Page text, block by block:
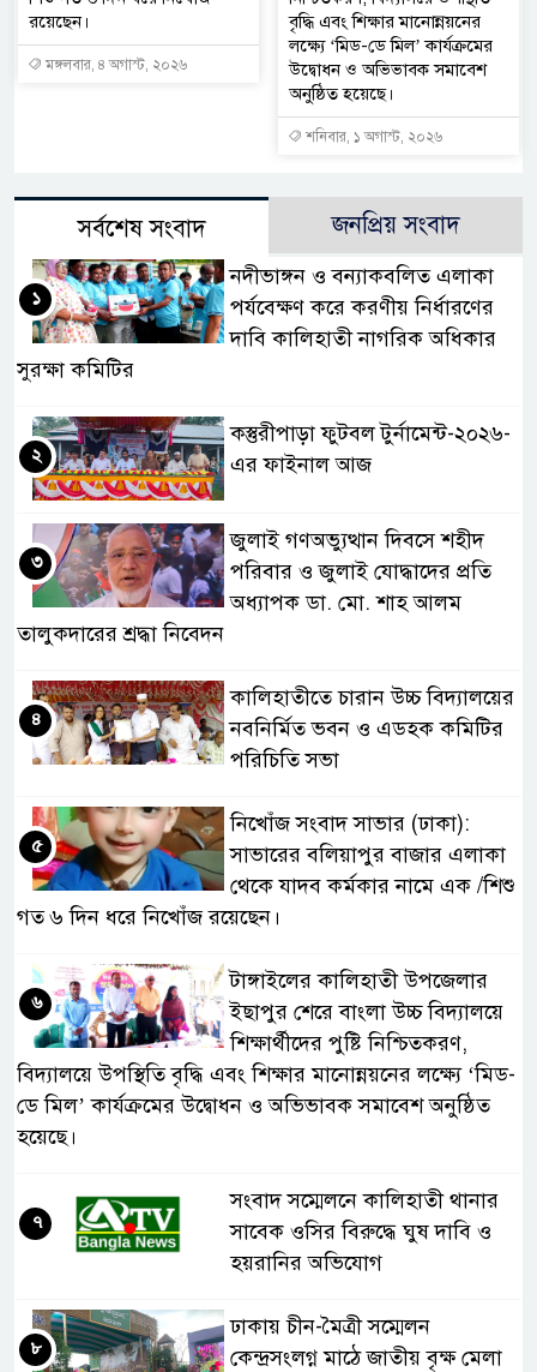
রয়েছেন।
মঙ্গলবার, ৪ অগাস্ট, ২০২৬
বৃদ্ধি এবং শিক্ষার মানোন্নয়নের
লক্ষ্যে ‘মিড-ডে মিল’ কার্যক্রমের
উদ্বোধন ও অভিভাবক সমাবেশ
অনুষ্ঠিত হয়েছে।
শনিবার, ১ অগাস্ট, ২০২৬
সর্বশেষ সংবাদ জনপ্রিয় সংবাদ
নদীভাঙ্গন ও বন্যাকবলিত এলাকা
পর্যবেক্ষণ করে করণীয় নির্ধারণের
দাবি কালিহাতী নাগরিক অধিকার
সুরক্ষা কমিটির
১
কস্তুরীপাড়া ফুটবল টুর্নামেন্ট-২০২৬-
এর ফাইনাল আজ
২
জুলাই গণঅভ্যুত্থান দিবসে শহীদ
পরিবার ও জুলাই যোদ্ধাদের প্রতি
অধ্যাপক ডা. মো. শাহ আলম
তালুকদারের শ্রদ্ধা নিবেদন
৩
কালিহাতীতে চারান উচ্চ বিদ্যালয়ের
নবনির্মিত ভবন ও এডহক কমিটির
পরিচিতি সভা
৪
নিখোঁজ সংবাদ সাভার (ঢাকা):
সাভারের বলিয়াপুর বাজার এলাকা
থেকে যাদব কর্মকার নামে এক /শিশু
গত ৬ দিন ধরে নিখোঁজ রয়েছেন।
৫
টাঙ্গাইলের কালিহাতী উপজেলার
ইছাপুর শেরে বাংলা উচ্চ বিদ্যালয়ে
শিক্ষার্থীদের পুষ্টি নিশ্চিতকরণ,
বিদ্যালয়ে উপস্থিতি বৃদ্ধি এবং শিক্ষার মানোন্নয়নের লক্ষ্যে ‘মিড-
ডে মিল’ কার্যক্রমের উদ্বোধন ও অভিভাবক সমাবেশ অনুষ্ঠিত
হয়েছে।
৬
সংবাদ সম্মেলনে কালিহাতী থানার
সাবেক ওসির বিরুদ্ধে ঘুষ দাবি ও
হয়রানির অভিযোগ
৭
ঢাকায় চীন-মৈত্রী সম্মেলন
কেন্দ্রসংলগ্ন মাঠে জাতীয় বৃক্ষ মেলা
৮